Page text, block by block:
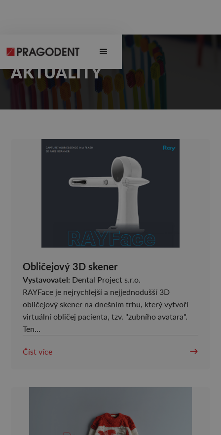
AKTUALITY
Obličejový 3D skener
Vystavovatel: Dental Project s.r.o.
RAYFace je nejrychlejší a nejjednodušší 3D
obličejový skener na dnešním trhu, který vytvoří
virtuální obličej pacienta, tzv. "zubního avatara".
Ten…
Číst více